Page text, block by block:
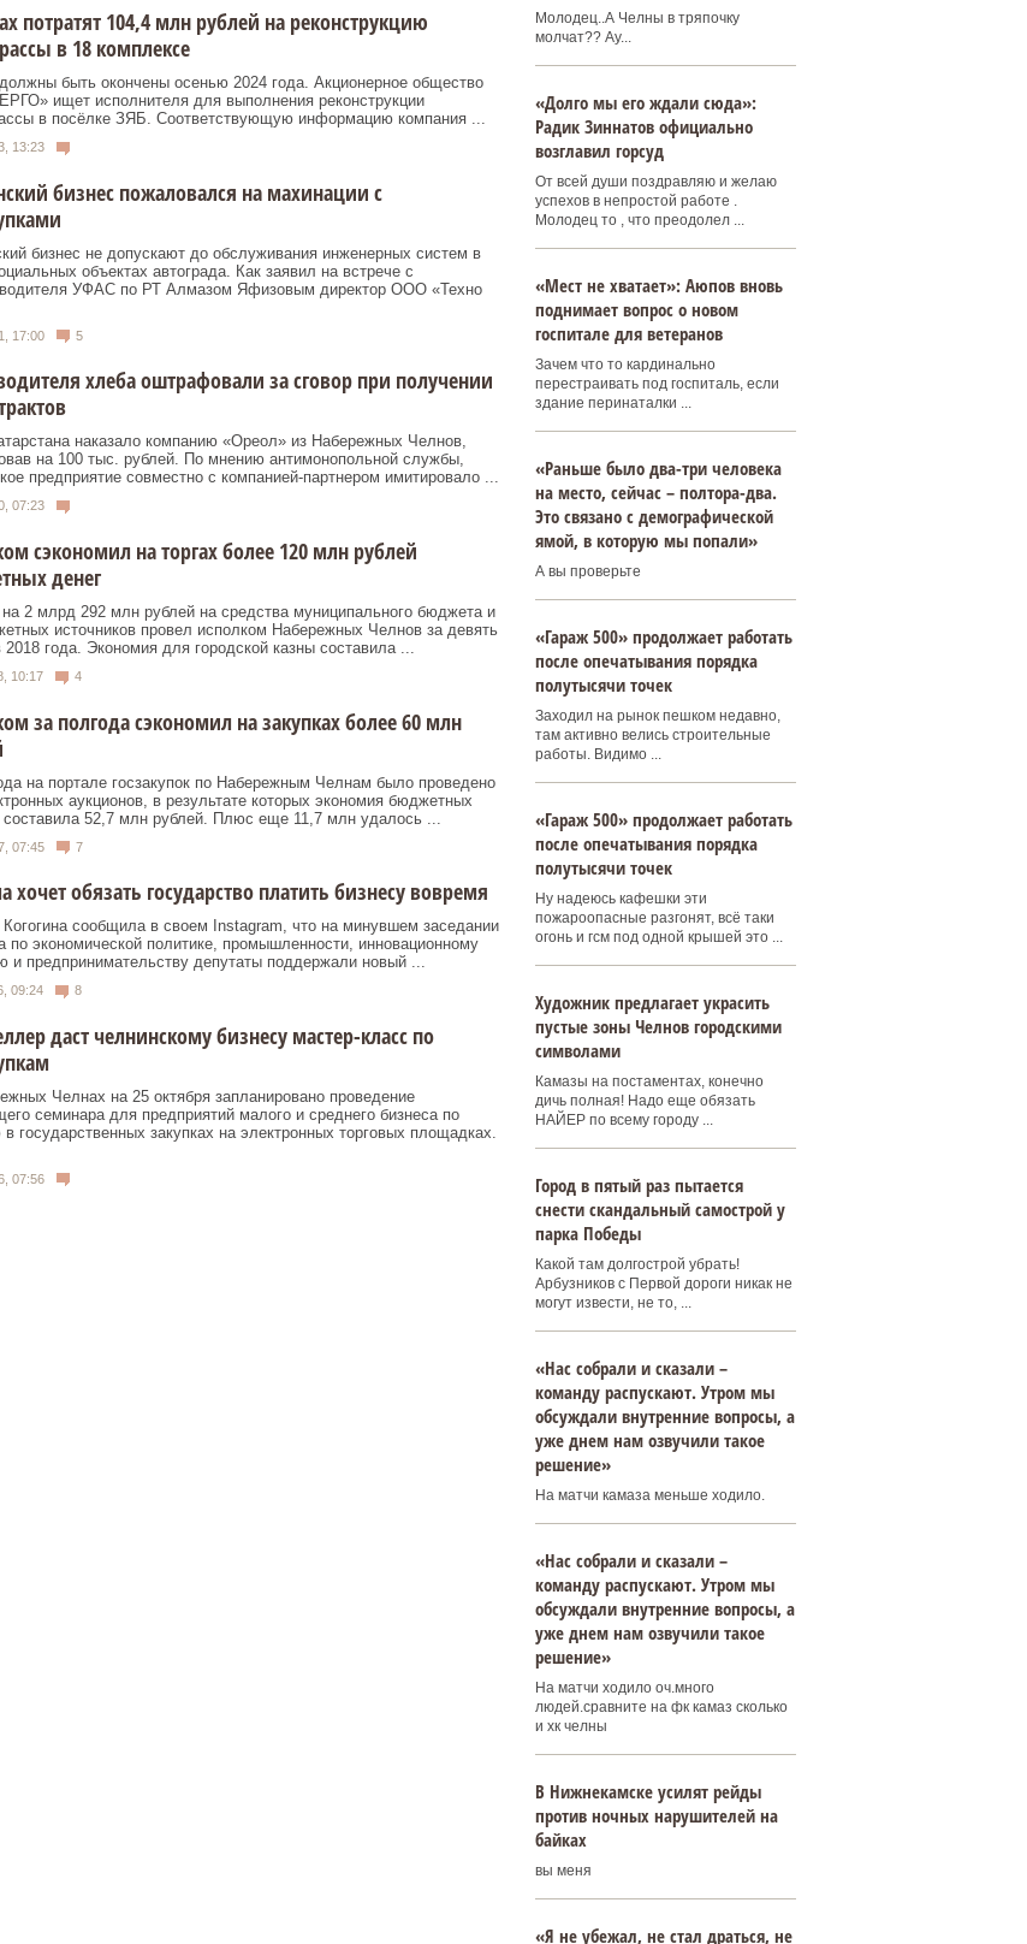
потратят 104,4 млн рублей на реконструкцию
в 18 комплексе
быть окончены осенью 2024 года. Акционерное общество
ищет исполнителя для выполнения реконструкции
в посёлке ЗЯБ. Соответствующую информацию компания ...
13:23
бизнес пожаловался на махинации с
бизнес не допускают до обслуживания инженерных систем в
объектах автограда. Как заявил на встрече с
УФАС по РТ Алмазом Яфизовым директор ООО «Техно
17:00 5
хлеба оштрафовали за сговор при получении
наказало компанию «Ореол» из Набережных Челнов,
на 100 тыс. рублей. По мнению антимонопольной службы,
предприятие совместно с компанией-партнером имитировало ...
07:23
сэкономил на торгах более 120 млн рублей
денег
на 2 млрд 292 млн рублей на средства муниципального бюджета и
источников провел исполком Набережных Челнов за девять
2018 года. Экономия для городской казны составила ...
10:17 4
за полгода сэкономил на закупках более 60 млн
на портале госзакупок по Набережным Челнам было проведено
аукционов, в результате которых экономия бюджетных
составила 52,7 млн рублей. Плюс еще 11,7 млн удалось ...
07:45 7
хочет обязать государство платить бизнесу вовремя
сообщила в своем Instagram, что на минувшем заседании
по экономической политике, промышленности, инновационному
и предпринимательству депутаты поддержали новый ...
09:24 8
даст челнинскому бизнесу мастер-класс по
Челнах на 25 октября запланировано проведение
семинара для предприятий малого и среднего бизнеса по
государственных закупках на электронных торговых площадках.
07:56
Молодец..А Челны в тряпочку
молчат?? Ау...
«Долго мы его ждали сюда»:
Радик Зиннатов официально
возглавил горсуд
От всей души поздравляю и желаю
успехов в непростой работе .
Молодец то , что преодолел ...
«Мест не хватает»: Аюпов вновь
поднимает вопрос о новом
госпитале для ветеранов
Зачем что то кардинально
перестраивать под госпиталь, если
здание перинаталки ...
«Раньше было два-три человека
на место, сейчас – полтора-два.
Это связано с демографической
ямой, в которую мы попали»
А вы проверьте
«Гараж 500» продолжает работать
после опечатывания порядка
полутысячи точек
Заходил на рынок пешком недавно,
там активно велись строительные
работы. Видимо ...
«Гараж 500» продолжает работать
после опечатывания порядка
полутысячи точек
Ну надеюсь кафешки эти
пожароопасные разгонят, всё таки
огонь и гсм под одной крышей это ...
Художник предлагает украсить
пустые зоны Челнов городскими
символами
Камазы на постаментах, конечно
дичь полная! Надо еще обязать
НАЙЕР по всему городу ...
Город в пятый раз пытается
снести скандальный самострой у
парка Победы
Какой там долгострой убрать!
Арбузников с Первой дороги никак не
могут извести, не то, ...
«Нас собрали и сказали –
команду распускают. Утром мы
обсуждали внутренние вопросы, а
уже днем нам озвучили такое
решение»
На матчи камаза меньше ходило.
«Нас собрали и сказали –
команду распускают. Утром мы
обсуждали внутренние вопросы, а
уже днем нам озвучили такое
решение»
На матчи ходило оч.много
людей.сравните на фк камаз сколько
и хк челны
В Нижнекамске усилят рейды
против ночных нарушителей на
байках
вы меня
«Я не убежал, не стал драться, не